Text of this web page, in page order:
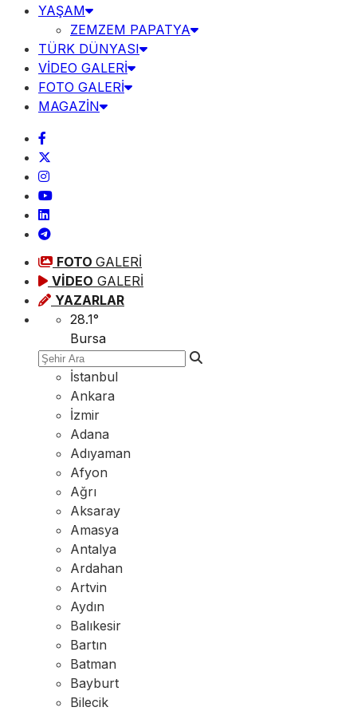
YAŞAM
ZEMZEM PAPATYA
TÜRK DÜNYASI
VİDEO GALERİ
FOTO GALERİ
MAGAZİN
FOTO GALERİ
VİDEO GALERİ
YAZARLAR
28.1°
Bursa
İstanbul
Ankara
İzmir
Adana
Adıyaman
Afyon
Ağrı
Aksaray
Amasya
Antalya
Ardahan
Artvin
Aydın
Balıkesir
Bartın
Batman
Bayburt
Bilecik